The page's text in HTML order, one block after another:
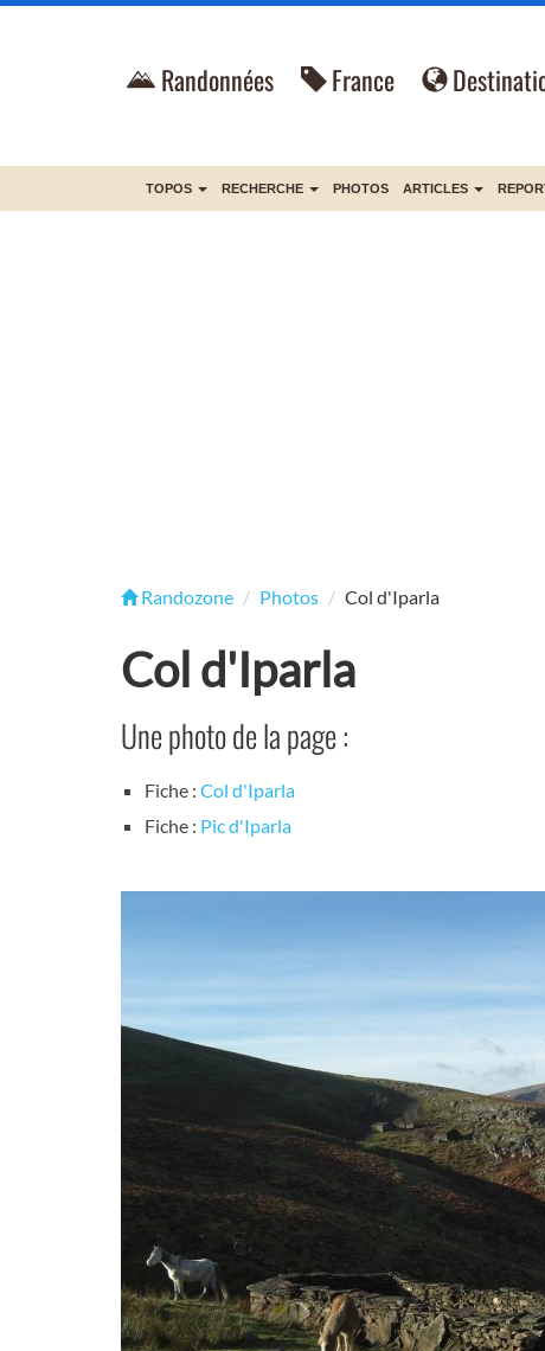
Randonnées France
TOPOS RECHERCHE PHOTOS ARTICLES
Randozone Photos Col d'Iparla
Col d'Iparla
Une photo de la page :
Fiche : Col d'Iparla
Fiche : Pic d'Iparla